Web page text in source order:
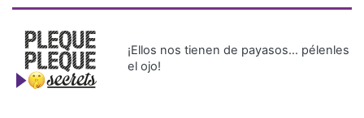
¡Ellos nos tienen de payasos… pélenles
el ojo!